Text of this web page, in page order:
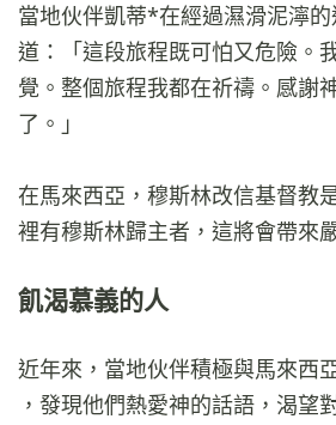
當地伙伴凱蒂*在經過濕滑泥濘
道：「這段旅程既可怕又危險。
覺。整個旅程我都在祈禱。感謝
了。」
在馬來西亞，穆斯林改信基督教
裡有穆斯林歸主者，這將會帶來
飢渴慕義的人
近年來，當地伙伴積極與馬來西
，發現他們熱愛神的話語，渴望